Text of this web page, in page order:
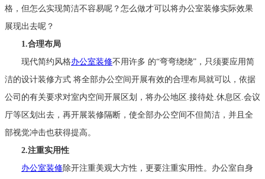
格，但怎么实现简洁不容易呢？怎么做才可以将办公室装修实际效果
展现出去呢？
1.合理布局
现代简约风格办公室装修不用许多 的“弯弯绕绕”，只须要应用简
洁的设计装修方式 将全部办公空间开展有效的合理布局就可以，依据
公司的有关要求对室内空间开展区划，将办公地区.接待处.休息区.会议
厅等区划出去，再开展装修隔断，使全部办公空间不但简洁，并且全
部视觉冲击也获得提高。
2.注重实用性
办公室装修除开注重美观大方性，更要注重实用性。办公室自身